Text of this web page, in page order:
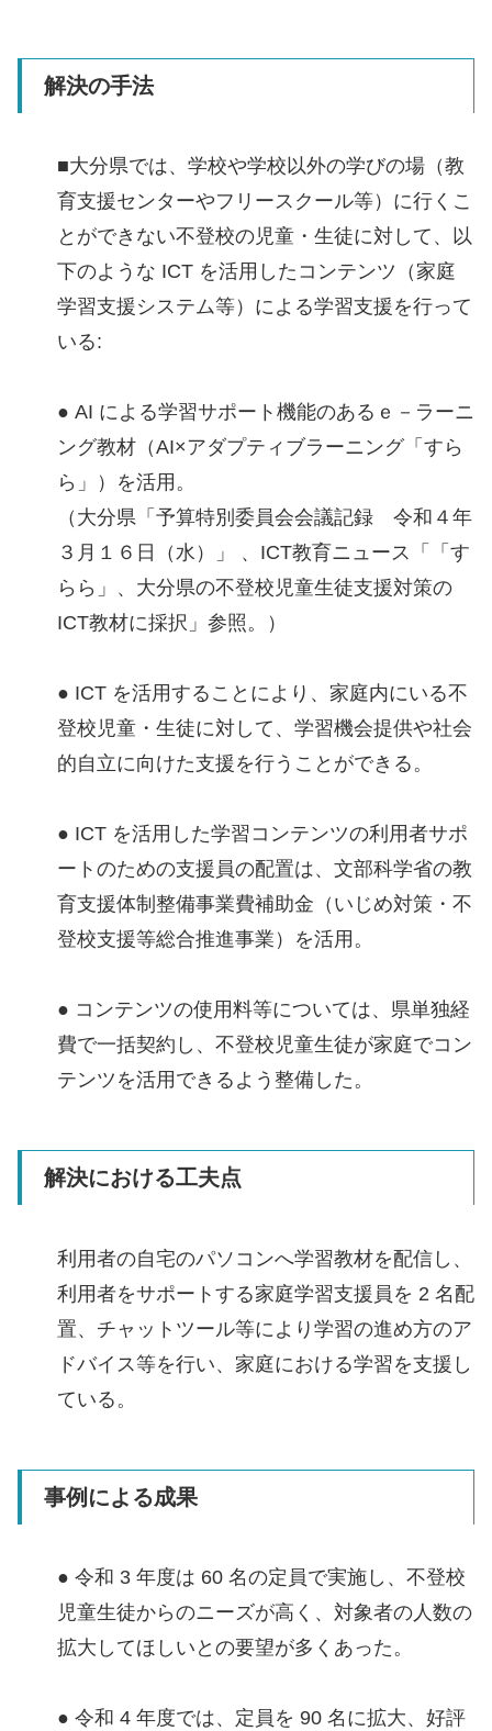
解決の手法
■大分県では、学校や学校以外の学びの場（教
育支援センターやフリースクール等）に行くこ
とができない不登校の児童・生徒に対して、以
下のような ICT を活用したコンテンツ（家庭
学習支援システム等）による学習支援を行って
いる:
● AI による学習サポート機能のあるｅ－ラーニ
ング教材（AI×アダプティブラーニング「すら
ら」）を活用。
（大分県「予算特別委員会会議記録 令和４年
３月１６日（水）」 、ICT教育ニュース「「す
らら」、大分県の不登校児童生徒支援対策の
ICT教材に採択」参照。）
● ICT を活用することにより、家庭内にいる不
登校児童・生徒に対して、学習機会提供や社会
的自立に向けた支援を行うことができる。
● ICT を活用した学習コンテンツの利用者サポ
ートのための支援員の配置は、文部科学省の教
育支援体制整備事業費補助金（いじめ対策・不
登校支援等総合推進事業）を活用。
● コンテンツの使用料等については、県単独経
費で一括契約し、不登校児童生徒が家庭でコン
テンツを活用できるよう整備した。
解決における工夫点
利用者の自宅のパソコンへ学習教材を配信し、
利用者をサポートする家庭学習支援員を 2 名配
置、チャットツール等により学習の進め方のア
ドバイス等を行い、家庭における学習を支援し
ている。
事例による成果
● 令和 3 年度は 60 名の定員で実施し、不登校
児童生徒からのニーズが高く、対象者の人数の
拡大してほしいとの要望が多くあった。
● 令和 4 年度では、定員を 90 名に拡大、好評